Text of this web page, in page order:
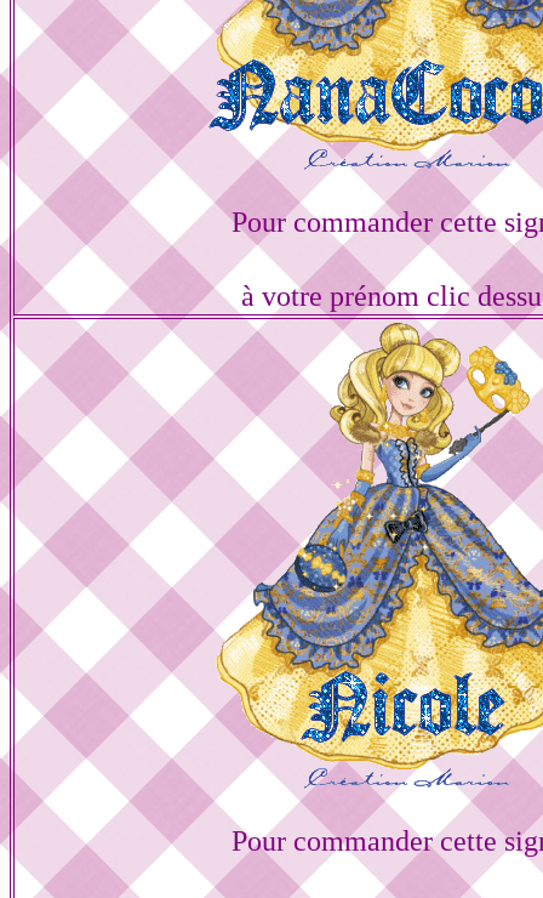
Pour commander cette
à votre prénom clic
Pour commander cette